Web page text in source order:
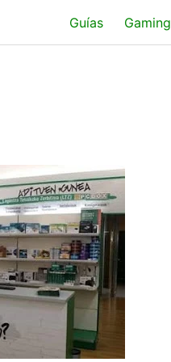
Guías Gaming